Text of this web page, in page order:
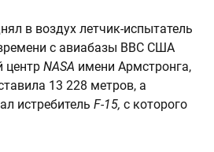
в воздух летчик-испытатель
с авиабазы ВВС США
центр NASA имени Армстронга,
13 228 метров, а
истребитель F-15, с которого